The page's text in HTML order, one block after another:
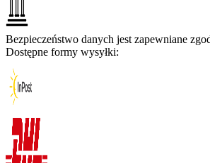
Bezpieczeństwo danych jest zapewniane
Dostępne formy wysyłki: